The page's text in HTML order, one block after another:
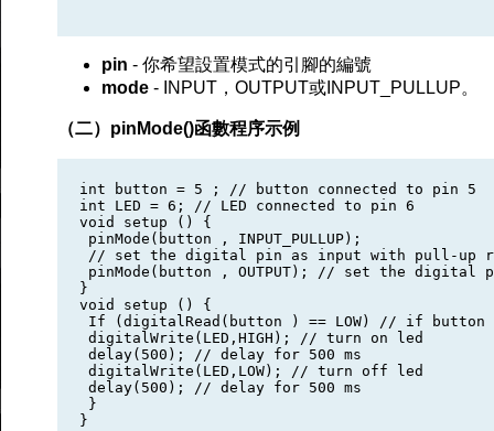
pin - 你希望設置模式的引腳的編號
mode - INPUT，OUTPUT或INPUT_PULLUP。
（二）pinMode()函數程序示例
int button = 5 ; // button connected to pin 5
int LED = 6; // LED connected to pin 6
void setup () {
pinMode(button , INPUT_PULLUP);
// set the digital pin as input with pull-up
pinMode(button , OUTPUT); // set the digital
}
void setup () {
If (digitalRead(button ) == LOW) // if button
digitalWrite(LED,HIGH); // turn on led
delay(500); // delay for 500 ms
digitalWrite(LED,LOW); // turn off led
delay(500); // delay for 500 ms
}
}